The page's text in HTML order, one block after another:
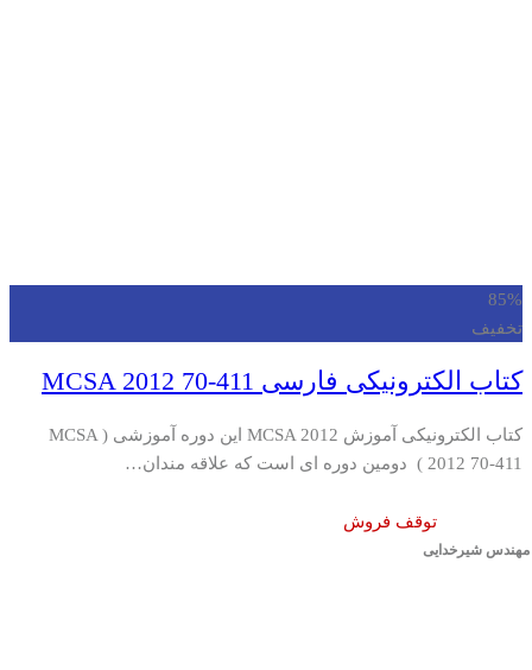
85%
تخفیف
کتاب الکترونیکی فارسی MCSA 2012 70-411
کتاب الکترونیکی آموزش MCSA 2012 این دوره آموزشی ( MCSA
2012 70-411 ) دومین دوره ای است که علاقه مندان…
توقف فروش
مهندس شیرخدایی